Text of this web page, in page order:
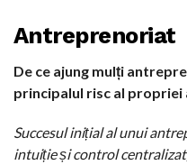
Antreprenoriat
De ce ajung mulți
principalul risc al propriei
Succesul inițial al unui
intuiție și control